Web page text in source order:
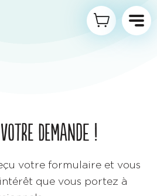
DEMANDE !
votre formulaire et vous
que vous portez à